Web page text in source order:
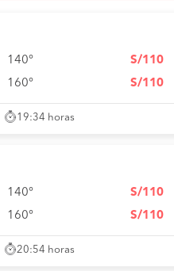
140°
160°
S/110
S/110
19:34 horas
140°
160°
S/110
S/110
20:54 horas